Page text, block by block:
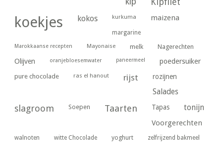
koekjes kokos kurkuma maizena
margarine
Marokkaanse recepten Mayonaise melk Nagerechten
Olijven oranjebloesemwater paneermeel poedersuiker
pure chocolade ras el hanout rijst rozijnen
Salades
slagroom Soepen Taarten Tapas tonijn
Voorgerechten
walnoten witte Chocolade yoghurt zelfrijzend bakmeel